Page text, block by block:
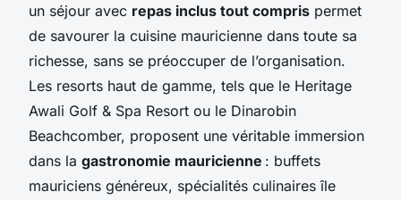
un séjour avec repas inclus tout compris permet
de savourer la cuisine mauricienne dans toute sa
richesse, sans se préoccuper de l’organisation.
Les resorts haut de gamme, tels que le Heritage
Awali Golf & Spa Resort ou le Dinarobin
Beachcomber, proposent une véritable immersion
dans la gastronomie mauricienne : buffets
mauriciens généreux, spécialités culinaires île